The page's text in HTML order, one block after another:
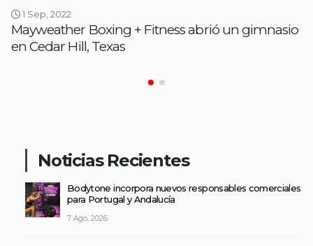
1 Sep, 2022
Mayweather Boxing + Fitness abrió un gimnasio
en Cedar Hill, Texas
Noticias Recientes
Bodytone incorpora nuevos responsables comerciales
para Portugal y Andalucía
7 Ago, 2026